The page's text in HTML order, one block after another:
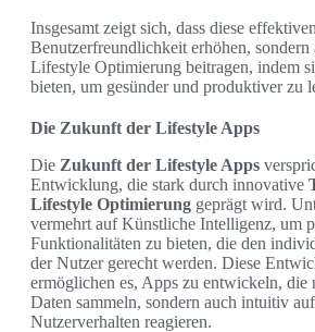
Insgesamt zeigt sich, dass diese
Benutzerfreundlichkeit erhöhen,
Lifestyle Optimierung beitragen, indem
bieten, um gesünder und produktiver zu
Die Zukunft der Lifestyle Apps
Die Zukunft der Lifestyle Apps
Entwicklung, die stark durch innovative
Lifestyle Optimierung geprägt wird.
vermehrt auf Künstliche Intelligenz, um
Funktionalitäten zu bieten, die den
der Nutzer gerecht werden. Diese
ermöglichen es, Apps zu entwickeln, die
Daten sammeln, sondern auch intuitiv
Nutzerverhalten reagieren.